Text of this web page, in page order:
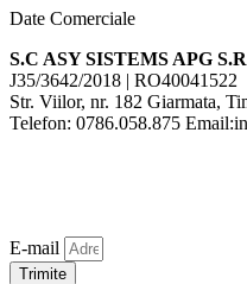
Date Comerciale
S.C ASY SISTEMS APG
J35/3642/2018 | RO40041522
Str. Viilor, nr. 182 Giarmata,
Telefon: 0786.058.875
E-mail
Trimite